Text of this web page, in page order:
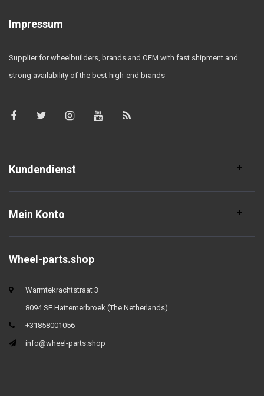
Impressum
Supplier for wheelbuilders, brands and OEM with fast shipment and
strong availability of the best high-end brands
Kundendienst
Mein Konto
Wheel-parts.shop
Warmtekrachtstraat 3
8094 SE Hattemerbroek (The Netherlands)
+31858001056
info@wheel-parts.shop